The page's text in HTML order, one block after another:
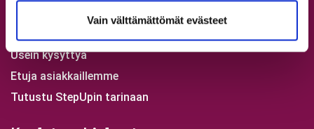
Vain välttämättömät evästeet
Usein kysyttyä
Etuja asiakkaillemme
Tutustu StepUpin tarinaan